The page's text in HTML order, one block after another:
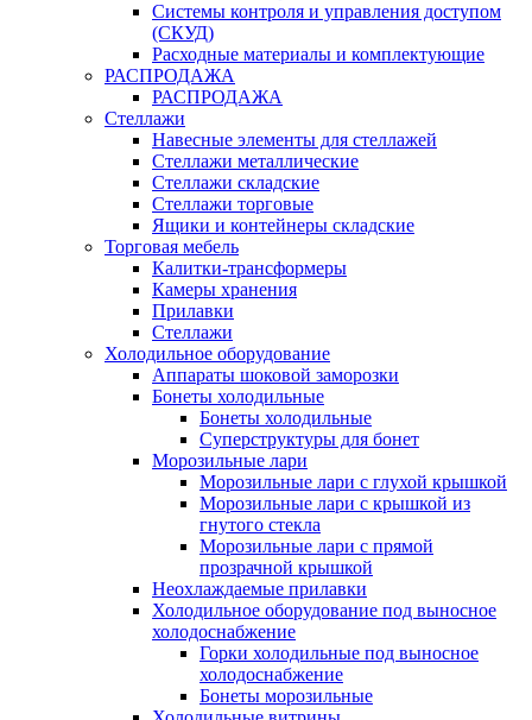
Системы контроля и управления доступом
(СКУД)
Расходные материалы и комплектующие
РАСПРОДАЖА
РАСПРОДАЖА
Стеллажи
Навесные элементы для стеллажей
Стеллажи металлические
Стеллажи складские
Стеллажи торговые
Ящики и контейнеры складские
Торговая мебель
Калитки-трансформеры
Камеры хранения
Прилавки
Стеллажи
Холодильное оборудование
Аппараты шоковой заморозки
Бонеты холодильные
Бонеты холодильные
Суперструктуры для бонет
Морозильные лари
Морозильные лари с глухой крышкой
Морозильные лари с крышкой из
гнутого стекла
Морозильные лари с прямой
прозрачной крышкой
Неохлаждаемые прилавки
Холодильное оборудование под выносное
холодоснабжение
Горки холодильные под выносное
холодоснабжение
Бонеты морозильные